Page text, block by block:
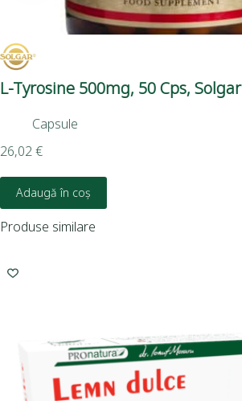
L-Tyrosine 500mg, 50 Cps, Solgar
Capsule
26,02€
Adaugă în coș
Produse similare